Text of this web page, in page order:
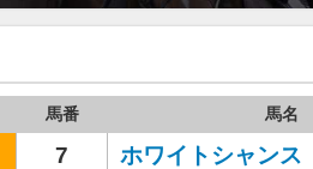
馬番 馬名
7 ホワイトシャンス